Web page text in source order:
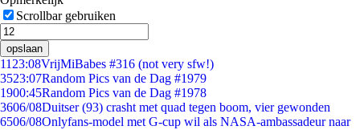
Scrollbar gebruiken
opslaan
11 23:08VrijMiBabes #316 (not very sfw!)
3523:07Random Pics van de Dag #1979
1900:45Random Pics van de Dag #1978
3606/08Duitser (93) crasht met quad tegen boom, vier gewonden
6506/08Onlyfans-model met G-cup wil als NASA-ambassadeur naar